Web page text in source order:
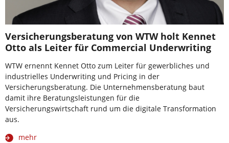
Versicherungsberatung von WTW holt Kennet
Otto als Leiter für Commercial Underwriting
WTW ernennt Kennet Otto zum Leiter für gewerbliches und
industrielles Underwriting und Pricing in der
Versicherungsberatung. Die Unternehmensberatung baut
damit ihre Beratungsleistungen für die
Versicherungswirtschaft rund um die digitale Transformation
aus.
mehr